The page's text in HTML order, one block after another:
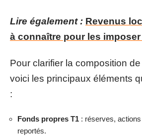
Lire également : Revenus
à connaître pour les
Pour clarifier la composition
voici les principaux éléments
:
Fonds propres T1 : réserves,
reportés.